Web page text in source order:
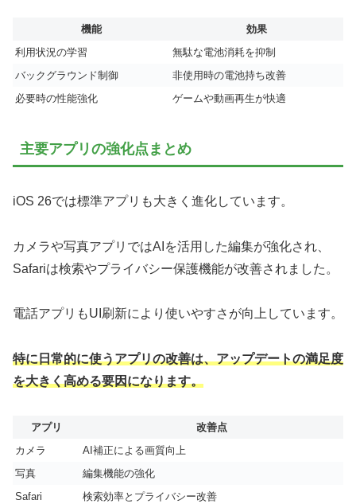
機能
効果
利用状況の学習
無駄な電池消耗を抑制
バックグラウンド制御
非使用時の電池持ち改善
必要時の性能強化
ゲームや動画再生が快適
主要アプリの強化点まとめ
iOS 26では標準アプリも大きく進化しています。
カメラや写真アプリではAIを活用した編集が強化され、
Safariは検索やプライバシー保護機能が改善されました。
電話アプリもUI刷新により使いやすさが向上しています。
特に日常的に使うアプリの改善は、アップデートの満足度
を大きく高める要因になります。
アプリ
改善点
カメラ
AI補正による画質向上
写真
編集機能の強化
Safari
検索効率とプライバシー改善